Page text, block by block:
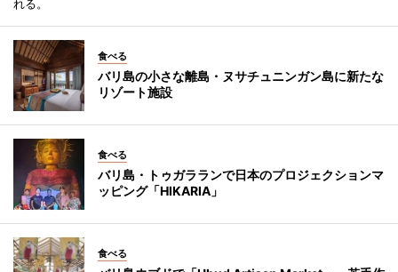
れる。
食べる
バリ島の小さな離島・ヌサチュニンガン島に新たな
リゾート施設
食べる
バリ島・トゥガラランで日本のプロジェクションマ
ッピング「HIKARIA」
食べる